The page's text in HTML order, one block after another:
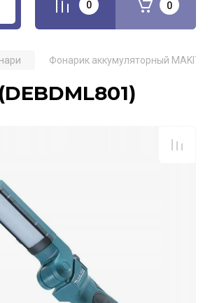
0 0
Фонарик аккумуляторный MAKITA